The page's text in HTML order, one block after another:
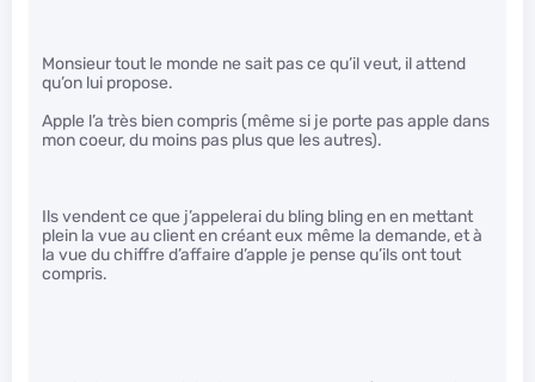
Monsieur tout le monde ne sait pas ce qu’il veut, il attend
qu’on lui propose.
Apple l’a très bien compris (même si je porte pas apple dans
mon coeur, du moins pas plus que les autres).
Ils vendent ce que j’appelerai du bling bling en en mettant
plein la vue au client en créant eux même la demande, et à
la vue du chiffre d’affaire d’apple je pense qu’ils ont tout
compris.